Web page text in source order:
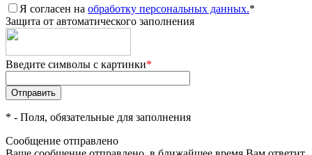
Я согласен на обработку персональных данных.*
Защита от автоматического заполнения
Введите символы с картинки*
* - Поля, обязательные для заполнения
Сообщение отправлено